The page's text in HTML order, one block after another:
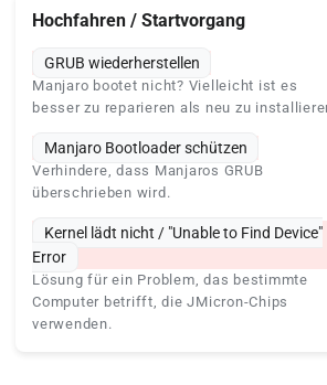
Hochfahren / Startvorgang
GRUB wiederherstellen
Manjaro bootet nicht? Vielleicht ist es
besser zu reparieren als neu zu
Manjaro Bootloader schützen
Verhindere, dass Manjaros GRUB
überschrieben wird.
Kernel lädt nicht / "Unable to Find Device"
Error
Lösung für ein Problem, das bestimmte
Computer betrifft, die JMicron-Chips
verwenden.